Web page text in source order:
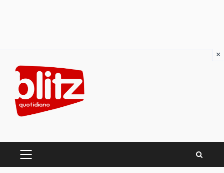
content
PRIMARY
×